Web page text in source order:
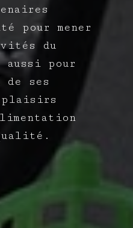
pour mener
du
aussi pour
ses